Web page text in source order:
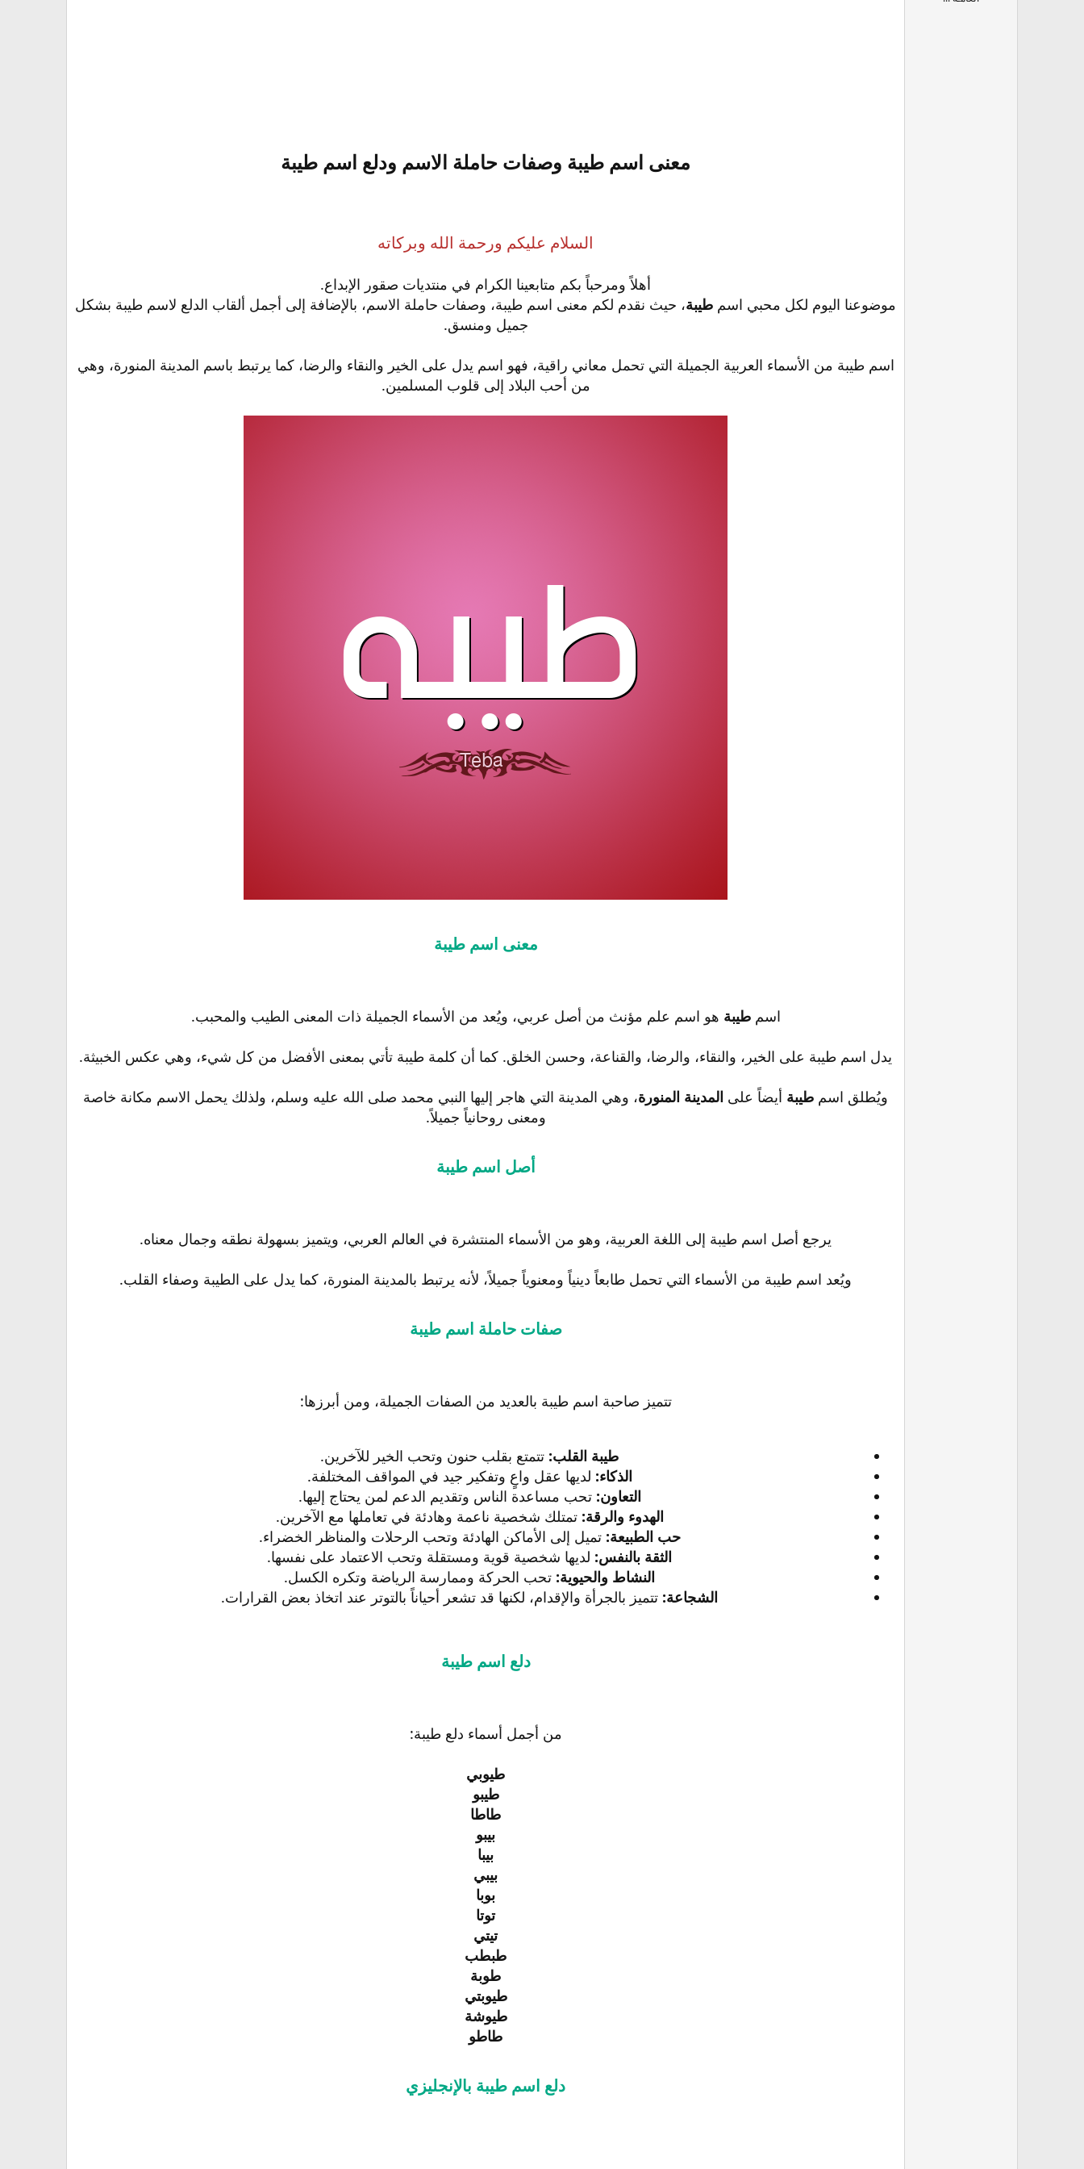
معنى اسم طيبة وصفات حاملة الاسم ودلع اسم طيبة​
السلام عليكم ورحمة الله وبركاته
أهلاً ومرحباً بكم متابعينا الكرام في منتديات صقور الإبداع.
موضوعنا اليوم لكل محبي اسم طيبة، حيث نقدم لكم معنى اسم طيبة، وصفات حاملة الاسم، بالإضافة إلى أجمل ألقاب الدلع لاسم طيبة بشكل
جميل ومنسق.
اسم طيبة من الأسماء العربية الجميلة التي تحمل معاني راقية، فهو اسم يدل على الخير والنقاء والرضا، كما يرتبط باسم المدينة المنورة، وهي
من أحب البلاد إلى قلوب المسلمين.
معنى اسم طيبة
اسمطيبة هو اسم علم مؤنث من أصل عربي، ويُعد من الأسماء الجميلة ذات المعنى الطيب والمحبب.
يدل اسم طيبة على الخير، والنقاء، والرضا، والقناعة، وحسن الخلق. كما أن كلمة طيبة تأتي بمعنى الأفضل من كل شيء، وهي عكس الخبيثة.
ويُطلق اسم طيبة أيضاً على المدينة المنورة، وهي المدينة التي هاجر إليها النبي محمد صلى الله عليه وسلم، ولذلك يحمل الاسم مكانة خاصة
ومعنى روحانياً جميلاً.
أصل اسم طيبة
يرجع أصل اسم طيبة إلى اللغة العربية، وهو من الأسماء المنتشرة في العالم العربي، ويتميز بسهولة نطقه وجمال معناه.
ويُعد اسم طيبة من الأسماء التي تحمل طابعاً دينياً ومعنوياً جميلاً، لأنه يرتبط بالمدينة المنورة، كما يدل على الطيبة وصفاء القلب.
صفات حاملة اسم طيبة
تتميز صاحبة اسم طيبة بالعديد من الصفات الجميلة، ومن أبرزها:
طيبة القلب: تتمتع بقلب حنون وتحب الخير للآخرين.
الذكاء: لديها عقل واعٍ وتفكير جيد في المواقف المختلفة.
التعاون: تحب مساعدة الناس وتقديم الدعم لمن يحتاج إليها.
الهدوء والرقة: تمتلك شخصية ناعمة وهادئة في تعاملها مع الآخرين.
حب الطبيعة: تميل إلى الأماكن الهادئة وتحب الرحلات والمناظر الخضراء.
الثقة بالنفس: لديها شخصية قوية ومستقلة وتحب الاعتماد على نفسها.
النشاط والحيوية: تحب الحركة وممارسة الرياضة وتكره الكسل.
الشجاعة: تتميز بالجرأة والإقدام، لكنها قد تشعر أحياناً بالتوتر عند اتخاذ بعض القرارات.
دلع اسم طيبة
من أجمل أسماء دلع طيبة:
طيوبي
طيبو
طاطا
بيبو
بيبا
بيبي
بوبا
توتا
تيتي
طبطب
طوبة
طيوبتي
طيوشة
طاطو
دلع اسم طيبة بالإنجليزي